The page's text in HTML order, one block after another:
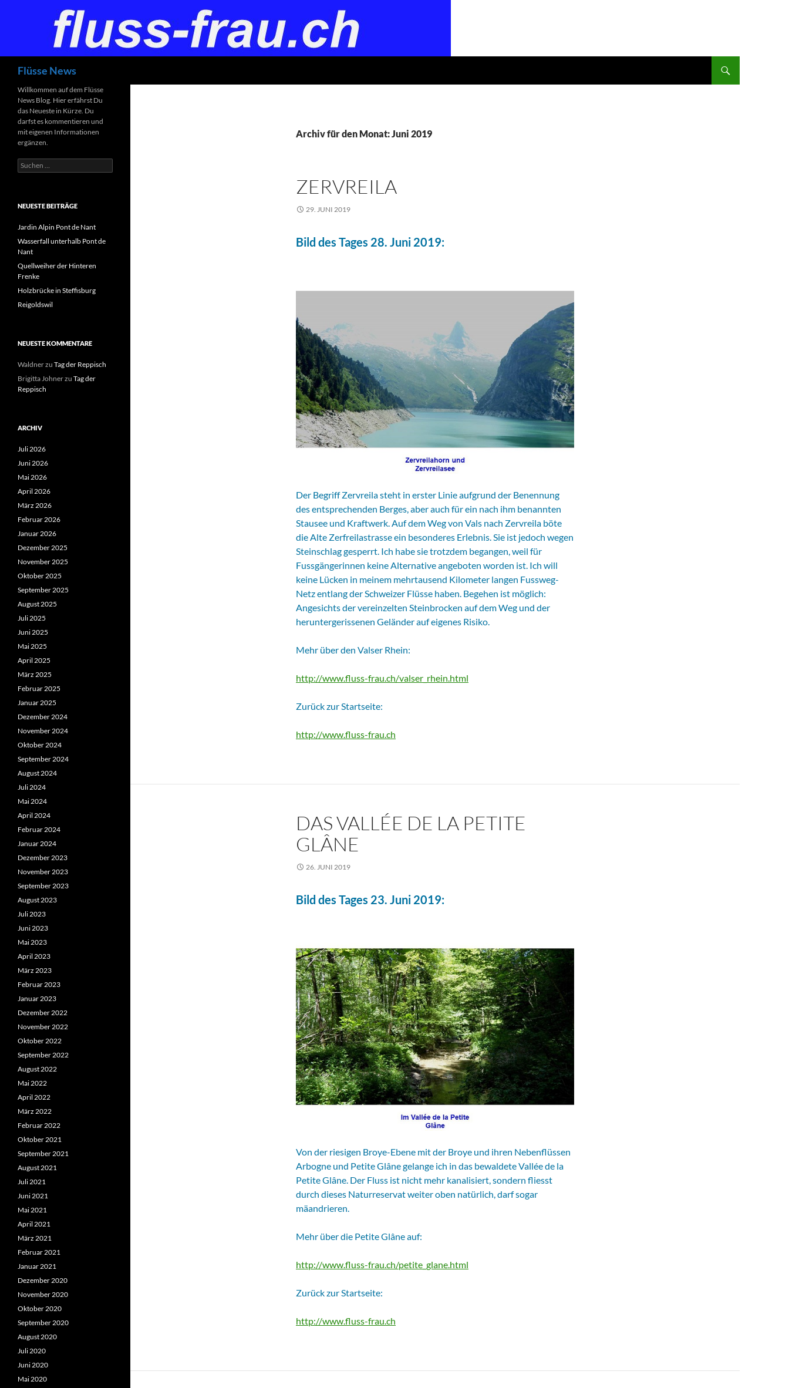
Flüsse News
Archiv für den Monat: Juni 2019
ZERVREILA
29. JUNI 2019
Bild des Tages 28. Juni 2019:
Der Begriff Zervreila steht in erster Linie aufgrund der Benennung
des entsprechenden Berges, aber auch für ein nach ihm benannten
Stausee und Kraftwerk. Auf dem Weg von Vals nach Zervreila böte
die Alte Zerfreilastrasse ein besonderes Erlebnis. Sie ist jedoch wegen
Steinschlag gesperrt. Ich habe sie trotzdem begangen, weil für
Fussgängerinnen keine Alternative angeboten worden ist. Ich will
keine Lücken in meinem mehrtausend Kilometer langen Fussweg-
Netz entlang der Schweizer Flüsse haben. Begehen ist möglich:
Angesichts der vereinzelten Steinbrocken auf dem Weg und der
heruntergerissenen Geländer auf eigenes Risiko.
Mehr über den Valser Rhein:
http://www.fluss-frau.ch/valser_rhein.html
Zurück zur Startseite:
http://www.fluss-frau.ch
DAS VALLÉE DE LA PETITE
GLÂNE
26. JUNI 2019
Bild des Tages 23. Juni 2019:
Von der riesigen Broye-Ebene mit der Broye und ihren Nebenflüssen
Arbogne und Petite Glâne gelange ich in das bewaldete Vallée de la
Petite Glâne. Der Fluss ist nicht mehr kanalisiert, sondern fliesst
durch dieses Naturreservat weiter oben natürlich, darf sogar
mäandrieren.
Mehr über die Petite Glâne auf:
http://www.fluss-frau.ch/petite_glane.html
Zurück zur Startseite:
http://www.fluss-frau.ch
Willkommen auf dem Flüsse
News Blog. Hier erfährst Du
das Neueste in Kürze. Du
darfst es kommentieren und
mit eigenen Informationen
ergänzen.
Suchen
nach:
NEUESTE BEITRÄGE
Jardin Alpin Pont de Nant
Wasserfall unterhalb Pont de
Nant
Quellweiher der Hinteren
Frenke
Holzbrücke in Steffisburg
Reigoldswil
NEUESTE KOMMENTARE
Waldnerzu Tag der Reppisch
Brigitta Johnerzu Tag der
Reppisch
ARCHIV
Juli 2026
Juni 2026
Mai 2026
April 2026
März 2026
Februar 2026
Januar 2026
Dezember 2025
November 2025
Oktober 2025
September 2025
August 2025
Juli 2025
Juni 2025
Mai 2025
April 2025
März 2025
Februar 2025
Januar 2025
Dezember 2024
November 2024
Oktober 2024
September 2024
August 2024
Juli 2024
Mai 2024
April 2024
Februar 2024
Januar 2024
Dezember 2023
November 2023
September 2023
August 2023
Juli 2023
Juni 2023
Mai 2023
April 2023
März 2023
Februar 2023
Januar 2023
Dezember 2022
November 2022
Oktober 2022
September 2022
August 2022
Mai 2022
April 2022
März 2022
Februar 2022
Oktober 2021
September 2021
August 2021
Juli 2021
Juni 2021
Mai 2021
April 2021
März 2021
Februar 2021
Januar 2021
Dezember 2020
November 2020
Oktober 2020
September 2020
August 2020
Juli 2020
Juni 2020
Mai 2020